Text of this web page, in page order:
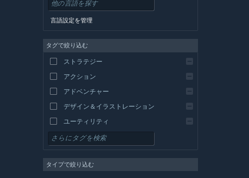
言語設定を管理
タグで絞り込む
ストラテジー
アクション
アドベンチャー
デザイン＆イラストレーション
ユーティリティ
無料プレイ
MMO
タイプで絞り込む